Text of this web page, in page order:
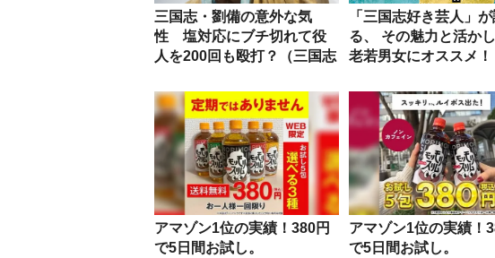
三国志・劉備の意外な気
性 塩対応にブチ切れて役
人を200回も殴打？（三国志
「三国志好き芸人」
る、 その魅力と活か
老若男女にオススメ！
アマゾン1位の実績！380円
で5日間お試し。
アマゾン1位の実績！
で5日間お試し。